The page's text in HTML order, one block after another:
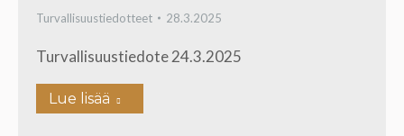
Turvallisuustiedotteet 28.3.2025
Turvallisuustiedote 24.3.2025
Lue lisää